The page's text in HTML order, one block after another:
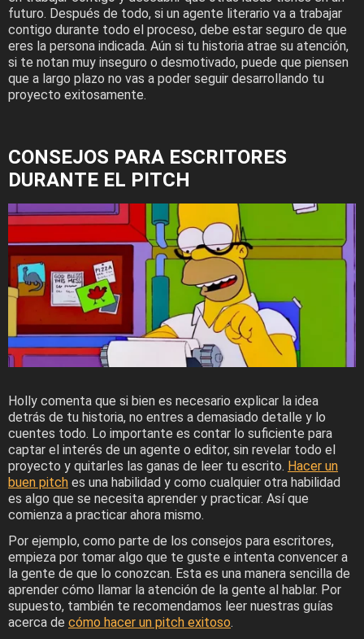
futuro. Después de todo, si un agente literario va a trabajar
contigo durante todo el proceso, debe estar seguro de que
eres la persona indicada. Aún si tu historia atrae su atención,
si te notan muy inseguro o desmotivado, puede que piensen
que a largo plazo no vas a poder seguir desarrollando tu
proyecto exitosamente.
CONSEJOS PARA ESCRITORES
DURANTE EL PITCH
Holly comenta que si bien es necesario explicar la idea
detrás de tu historia, no entres a demasiado detalle y lo
cuentes todo. Lo importante es contar lo suficiente para
captar el interés de un agente o editor, sin revelar todo el
proyecto y quitarles las ganas de leer tu escrito. Hacer un
buen pitch es una habilidad y como cualquier otra habilidad
es algo que se necesita aprender y practicar. Así que
comienza a practicar ahora mismo.
Por ejemplo, como parte de los consejos para escritores,
empieza por tomar algo que te guste e intenta convencer a
la gente de que lo conozcan. Esta es una manera sencilla de
aprender cómo llamar la atención de la gente al hablar. Por
supuesto, también te recomendamos leer nuestras guías
acerca de cómo hacer un pitch exitoso.